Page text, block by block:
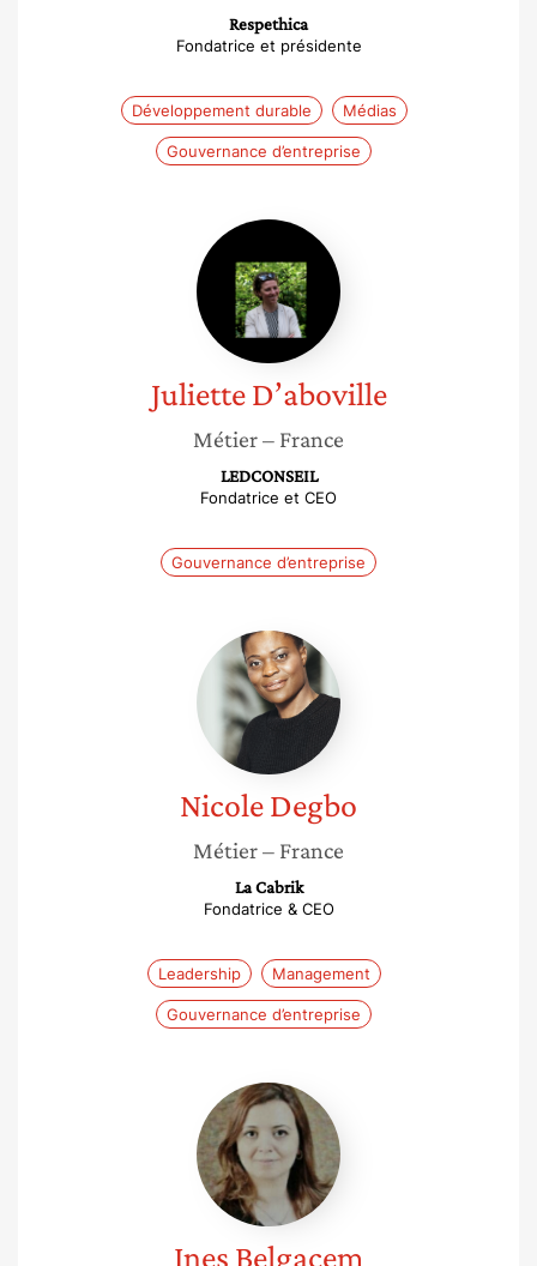
Respethica
Fondatrice et présidente
Développement durable Médias
Gouvernance d’entreprise
Juliette
D’aboville
Juliette D’aboville
Métier– France
LEDCONSEIL
Fondatrice et CEO
Gouvernance d’entreprise
Nicole
Degbo
NicoleDegbo
Métier– France
La Cabrik
Fondatrice & CEO
Leadership Management
Gouvernance d’entreprise
Ines
Belgacem
Ines Belgacem